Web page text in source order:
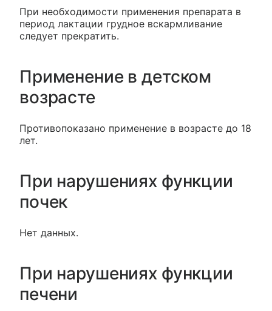
При необходимости применения препарата в
период лактации грудное вскармливание
следует прекратить.
Применение в детском
возрасте
Противопоказано применение в возрасте до 18
лет.
При нарушениях функции
почек
Нет данных.
При нарушениях функции
печени